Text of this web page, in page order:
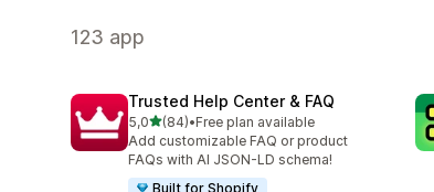
123 app
Trusted Help Center & FAQ
5,0stelle su 5
(84)
84 recensioni totali
•Free plan available
Add customizable FAQ or product
FAQs with AI JSON-LD schema!
Built for Shopify